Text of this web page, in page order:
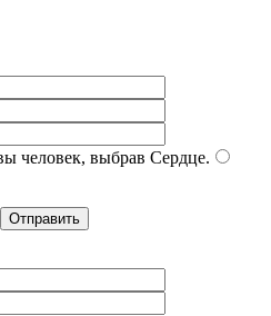
человек, выбрав Сердце.